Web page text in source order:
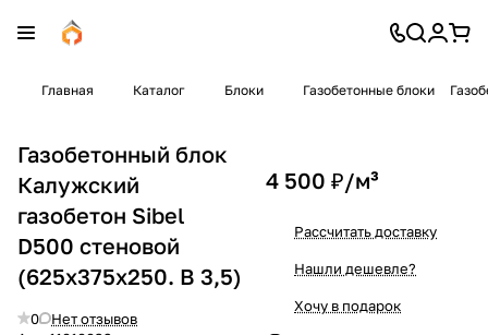
Главная Каталог Блоки Газобетонные блоки
Газобетонный блок
Калужский
газобетон Sibel
D500 стеновой
(625x375x250. B 3,5)
0
Нет отзывов
4 500 ₽/м³
Рассчитать доставку
Нашли дешевле?
Хочу в подарок